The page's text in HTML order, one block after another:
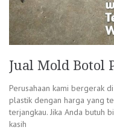
Jual Mold Botol
Perusahaan kami bergerak
plastik dengan harga yang
terjangkau. Jika Anda butuh
kasih